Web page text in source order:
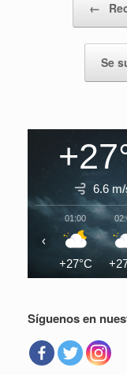
←
Se
6.6
01:00
+27°C
‹
Síguenos en